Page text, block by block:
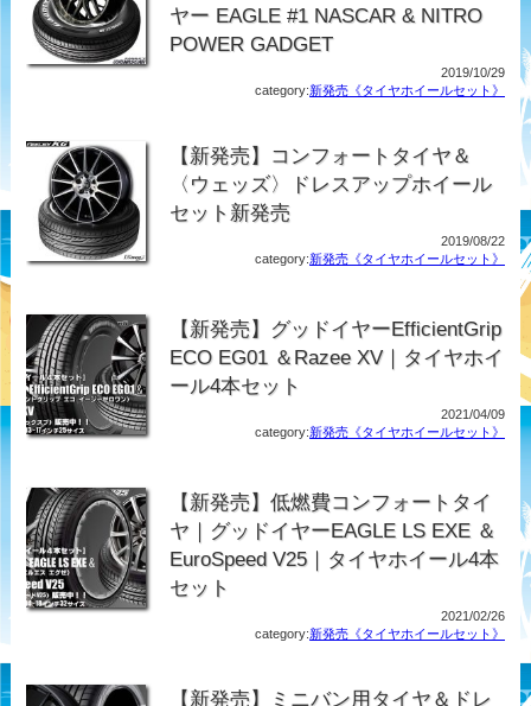
ヤー EAGLE #1 NASCAR & NITRO
POWER GADGET
2019/10/29
category:新発売《タイヤホイールセット》
【新発売】コンフォートタイヤ＆
〈ウェッズ〉ドレスアップホイール
セット新発売
2019/08/22
category:新発売《タイヤホイールセット》
【新発売】グッドイヤーEfficientGrip
ECO EG01 ＆Razee XV｜タイヤホイ
ール4本セット
2021/04/09
category:新発売《タイヤホイールセット》
【新発売】低燃費コンフォートタイ
ヤ｜グッドイヤーEAGLE LS EXE ＆
EuroSpeed V25｜タイヤホイール4本
セット
2021/02/26
category:新発売《タイヤホイールセット》
【新発売】ミニバン用タイヤ＆ドレ